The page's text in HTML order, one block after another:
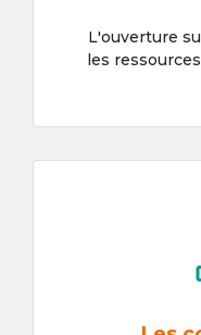
L'ouverture
les